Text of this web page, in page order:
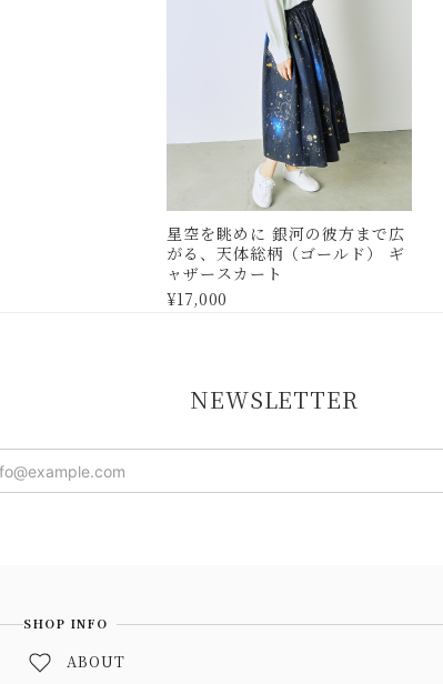
星空を眺めに 銀河の彼方まで広
がる、天体総柄（ゴールド） ギ
ャザースカート
¥17,000
NEWSLETTER
SHOP INFO
ABOUT